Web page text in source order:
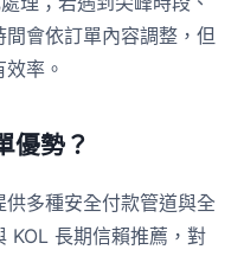
會依訂單內容調整，但
率。
優勢？
多種安全付款管道與全
KOL 長期信賴推薦，對